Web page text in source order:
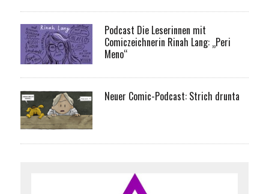
Podcast Die Leserinnen mit
Comiczeichnerin Rinah Lang: „Peri
Meno“
Neuer Comic-Podcast: Strich drunta